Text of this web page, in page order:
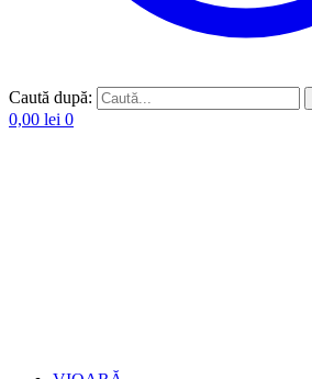
Caută după:
0,00 lei 0